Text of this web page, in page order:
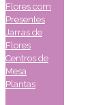
Flores com
Presentes
Jarras de
Flores
Centros de
Mesa
Plantas